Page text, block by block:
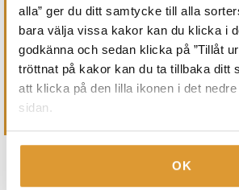
alla” ger du ditt samtycke till alla
bara välja vissa kakor kan du klicka i
godkänna och sedan klicka på ”Tillåt
tröttnat på kakor kan du ta tillbaka ditt
att klicka på den lilla ikonen i det
sidan.
OK